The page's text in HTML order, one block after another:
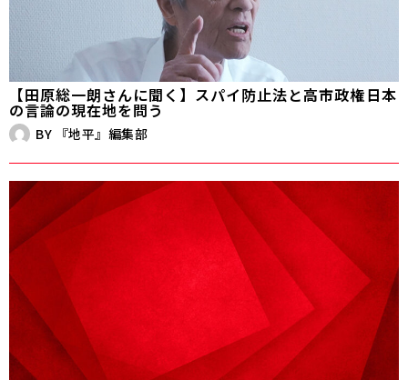
【田原総一朗さんに聞く】スパイ防止法と高市政権――日本
の言論の現在地を問う
BY 『地平』編集部